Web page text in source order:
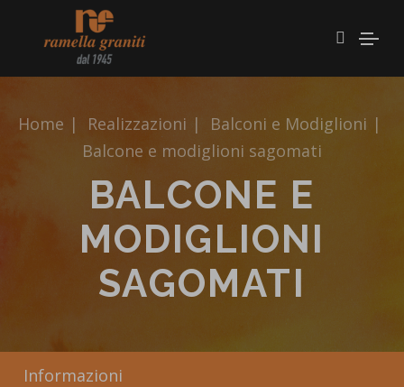
Home | Realizzazioni | Balconi e Modiglioni |
Balcone e modiglioni sagomati
BALCONE E
MODIGLIONI
SAGOMATI
Informazioni